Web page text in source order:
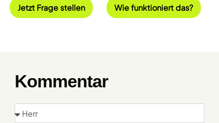
Jetzt Frage stellen Wie funktioniert das?
Kommentar